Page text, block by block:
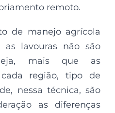
remoto.
de manejo agrícola
lavouras não são
mais que as
região, tipo de
nessa técnica, são
as diferenças